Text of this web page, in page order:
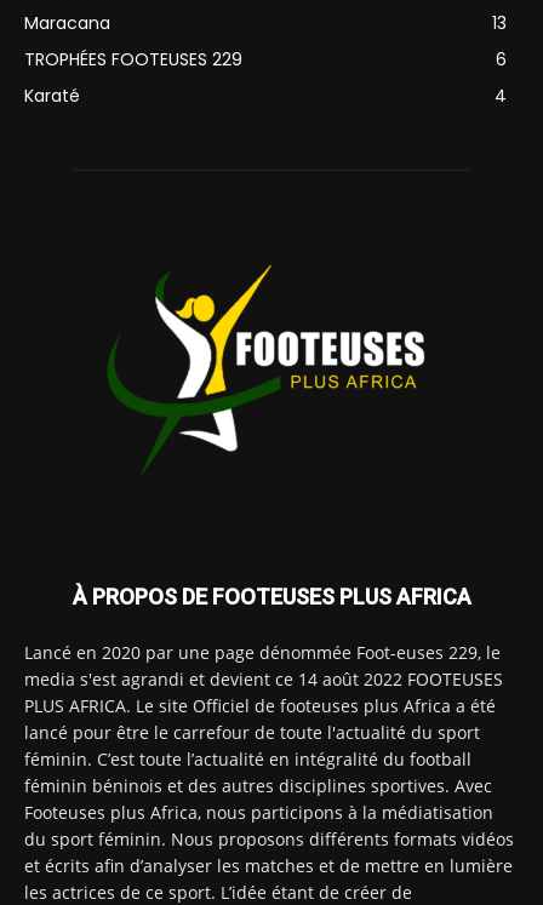
Maracana
13
TROPHÉES FOOTEUSES 229
6
Karaté
4
À PROPOS DE FOOTEUSES PLUS AFRICA
Lancé en 2020 par une page dénommée Foot-euses 229, le
media s'est agrandi et devient ce 14 août 2022 FOOTEUSES
PLUS AFRICA. Le site Officiel de footeuses plus Africa a été
lancé pour être le carrefour de toute l'actualité du sport
féminin. C’est toute l’actualité en intégralité du football
féminin béninois et des autres disciplines sportives. Avec
Footeuses plus Africa, nous participons à la médiatisation
du sport féminin. Nous proposons différents formats vidéos
et écrits afin d’analyser les matches et de mettre en lumière
les actrices de ce sport. L’idée étant de créer de